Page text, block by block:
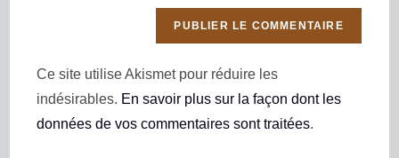
Ce site utilise Akismet pour réduire les
indésirables. En savoir plus sur la façon dont les
données de vos commentaires sont traitées.